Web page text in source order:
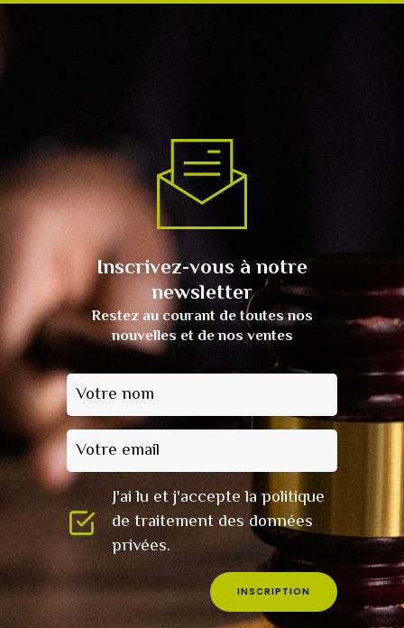
Inscrivez-vous à notre
newsletter
Restez au courant de toutes nos
nouvelles et de nos ventes
Votre nom
Votre email
J'ai lu et j'accepte la politique
de traitement des données
privées.
INSCRIPTION